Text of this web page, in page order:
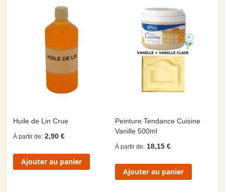
Huile de Lin Crue
À partir de 2,90 €
Ajouter au panier
Peinture Tendance Cuisine
Vanille 500ml
À partir de 18,15 €
Ajouter au panier